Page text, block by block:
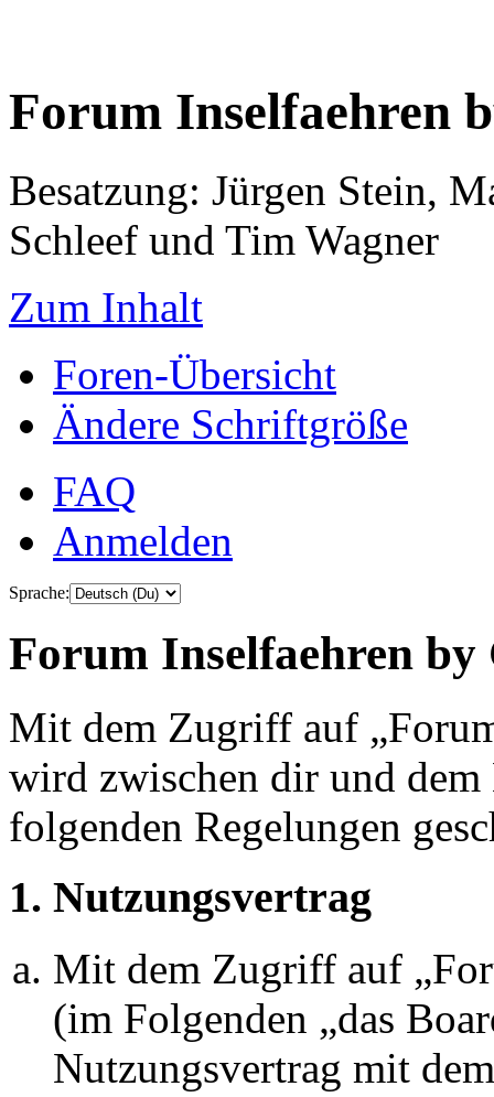
Forum Inselfaehren
Besatzung: Jürgen Stein,
Schleef und Tim Wagner
Zum Inhalt
Foren-Übersicht
Ändere Schriftgröße
FAQ
Anmelden
Sprache:
Forum Inselfaehren
Mit dem Zugriff auf
wird zwischen dir und
folgenden Regelungen
1. Nutzungsvertrag
Mit dem Zugriff auf
(im Folgenden „das
Nutzungsvertrag mit